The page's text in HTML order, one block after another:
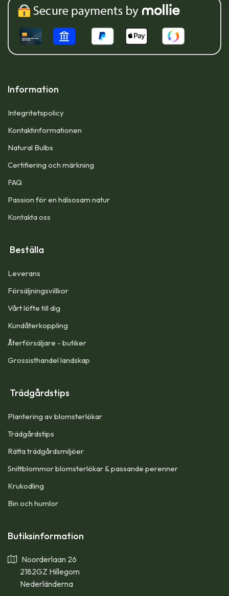
Information
Integritetspolicy
Kontaktinformationen
Natural Bulbs
Certifiering och märkning
FAQ
Passion för en hälsosam natur
Kontakta oss
Beställa
Leverans
Försäljningsvillkor
Vårt löfte till dig​
Kundåterkoppling
Återförsäljare - butiker
Grossisthandel landskap
Trädgårdstips
Plantering av blomsterlökar
Trädgårdstips
Rätta trädgårdsmiljöer
Snittblommor blomsterlökar & passande perenner
Krukodling
Bin och humlor
Butiksinformation
Noorderlaan 26
2182GZ Hillegom
Nederländerna